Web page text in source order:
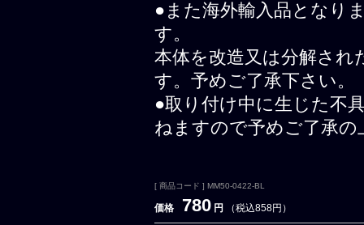
●また海外輸入品となり
す。
本体を改造又は分解され
す。予めご了承下さい。
●取り付け中に生じた不
ねますので予めご了承
[ 商品コード ] MM50-0422-BL
価格 780 円 （税込858円）